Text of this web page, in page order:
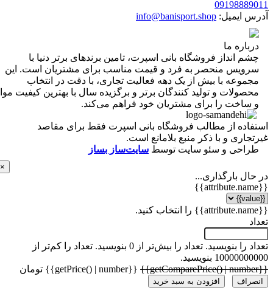
ایمیل: info@banisport.shop
ما
انداز فروشگاه‌ بانی اسپرت، تامین برندهای برتر دنیا با
منحصر به فرد و قیمت مناسب برای مشتریان است. این
با بیش از یک دهه فعالیت تجاری، با دقت در انتخاب
و تولید کنندگان برتر و برگزیده سال با بهترین کیفیت مواد
را برای مشتریان خود فراهم می‌کند.
از مطالب فروشگاه بانی اسپرت فقط برای مقاصد
و با ذکر منبع بلامانع است.
و سئو سایت توسطسایت‌ساز بساز
بارگذاری...
را بنویسید.تعداد را بیش‌تر از 0 بنویسید.
تعداد را کم‌تر از
بنویسید.
{{getPrice() | number}} تومان
افزودن به سبد خرید